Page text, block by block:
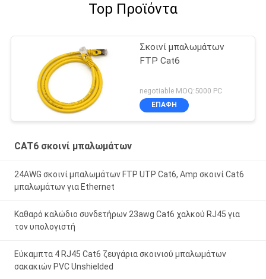
Top Προϊόντα
Σκοινί μπαλωμάτων
FTP Cat6
negotiable MOQ:5000 PC
ΕΠΑΦΉ
CAT6 σκοινί μπαλωμάτων
24AWG σκοινί μπαλωμάτων FTP UTP Cat6, Amp σκοινί Cat6
μπαλωμάτων για Ethernet
Καθαρό καλώδιο συνδετήρων 23awg Cat6 χαλκού RJ45 για
τον υπολογιστή
Εύκαμπτα 4 RJ45 Cat6 ζευγάρια σκοινιού μπαλωμάτων
σακακιών PVC Unshielded